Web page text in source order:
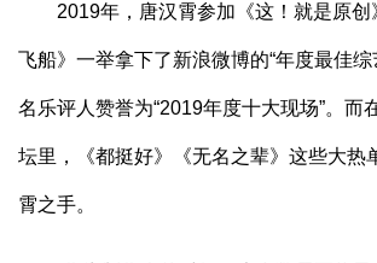
2019年，唐汉霄参加《这！就是原创
飞船》一举拿下了新浪微博的“年度最佳综
名乐评人赞誉为“2019年度十大现场”。而
坛里，《都挺好》《无名之辈》这些大热
霄之手。